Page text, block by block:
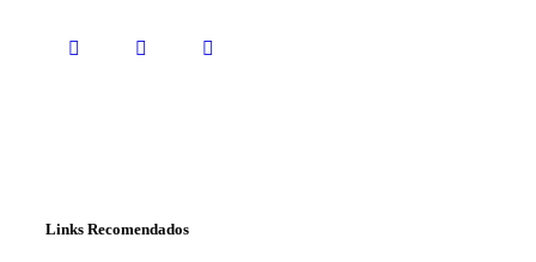
Links Recomendados